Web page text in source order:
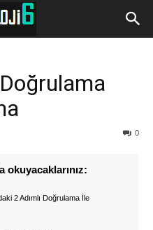
0
okuyacaklarınız:
2 Adımlı Doğrulama İle